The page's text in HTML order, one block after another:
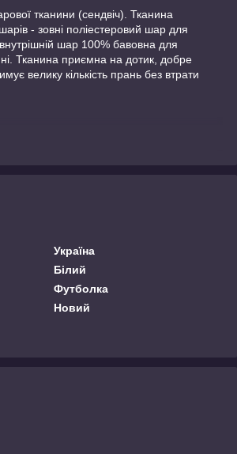
тканини (сендвіч). Тканина
- зовні поліестеровий шар для
шар 100% бавовна для
Тканина приємна на дотик, добре
велику кількість прань без втрати
Україна
Білий
Футболка
Новий